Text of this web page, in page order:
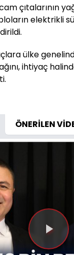
çıtalarının
elektrikli
ülke
ihtiyaç
ÖNERİLEN